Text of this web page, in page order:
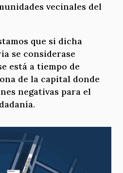
vecinales del
que si dicha
se considerase
está a tiempo de
de la capital donde
negativas para el